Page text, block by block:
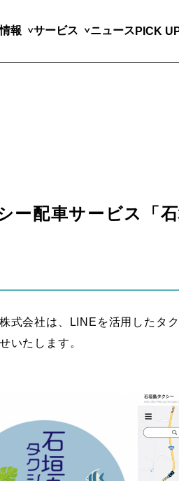
報 サービス ニュース PICK
ー配車サービス「
式会社は、LINEを活用したタ
いたします。